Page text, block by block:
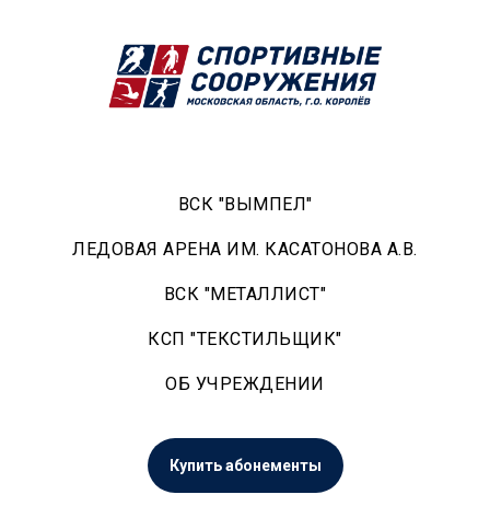
ВСК "ВЫМПЕЛ"
ЛЕДОВАЯ АРЕНА ИМ. КАСАТОНОВА А.В.
ВСК "МЕТАЛЛИСТ"
КСП "ТЕКСТИЛЬЩИК"
ОБ УЧРЕЖДЕНИИ
Купить абонементы